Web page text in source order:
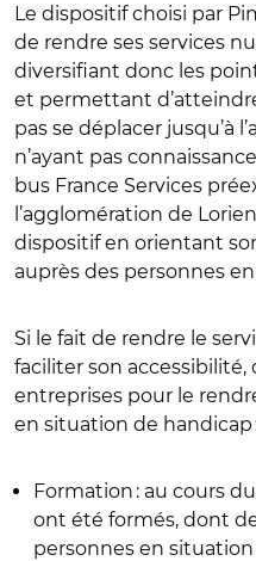
Le dispositif choisi par
de rendre ses services
diversifiant donc les
et permettant
pas se déplacer jusqu’à
n’ayant pas
bus France Services
l’agglomération de
dispositif en orientant
auprès des personnes
Si le fait de rendre le
faciliter son accessibilité,
entreprises pour le
en situation de handicap
Formation : au cours
ont été formés, dont
personnes en situation